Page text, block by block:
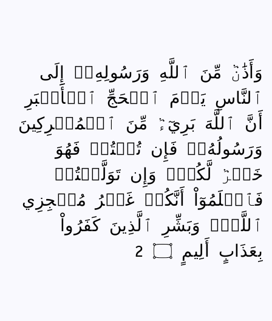
وَأَذَٰنٞ مِّنَ ٱللَّهِ وَرَسُولِهِۦٓ إِلَى
ٱلنَّاسِ يَوۡمَ ٱلۡحَجِّ ٱلۡأَكۡبَرِ
أَنَّ ٱللَّهَ بَرِيٓءٞ مِّنَ ٱلۡمُشۡرِكِينَ
وَرَسُولُهُۥۚ فَإِن تُبۡتُمۡ فَهُوَ
خَيۡرٞ لَّكُمۡۖ وَإِن تَوَلَّيۡتُمۡ
فَٱعۡلَمُوٓاْ أَنَّكُمۡ غَيۡرُ مُعۡجِزِي
ٱللَّهِۗ وَبَشِّرِ ٱلَّذِينَ كَفَرُواْ
بِعَذَابٍ أَلِيمٍ ۝ 2